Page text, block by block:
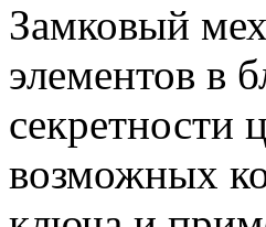
Замковый
элементов в
секретности
возможных